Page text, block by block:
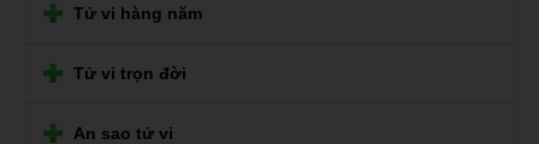
Tử vi hàng năm
Tử vi trọn đời
An sao tử vi